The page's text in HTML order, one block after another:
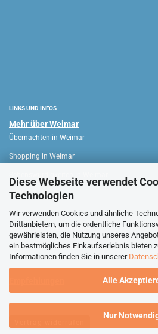
Diese Webseite verwendet
Technologien
Wir verwenden Cookies und ähnliche
Drittanbietern, um die ordentliche
gewährleisten, die Nutzung unseres
ein bestmögliches Einkaufserlebnis bieten
Informationen finden Sie in unserer
Alle
Nur
LINKS UND INFOS
Mehr über Weimar
Übernachten in Weimar
Shopping in Weimar
WEIMAR HAUS
Verkaufsoffene Sonntage
Stadtführungen Weimar